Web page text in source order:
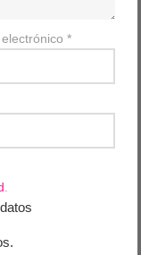
*